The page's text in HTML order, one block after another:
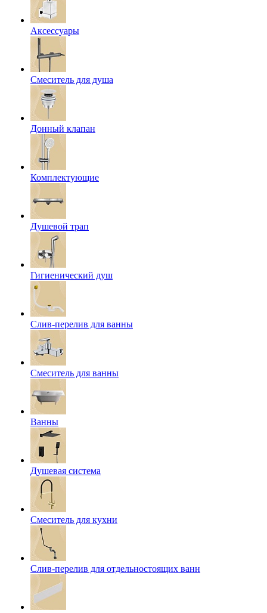
Аксессуары
Смеситель для душа
Донный клапан
Комплектующие
Душевой трап
Гигиенический душ
Слив-перелив для ванны
Смеситель для ванны
Ванны
Душевая система
Смеситель для кухни
Слив-перелив для отдельностоящих ванн